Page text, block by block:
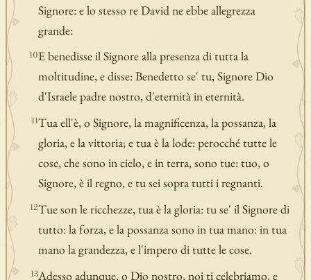
Signore: e lo stesso re David ne ebbe allegrezza
grande:
10E benedisse il Signore alla presenza di tutta la
moltitudine, e disse: Benedetto se' tu, Signore Dio
d'Israele padre nostro, d'eternità in eternità.
11Tua ell'è, o Signore, la magnificenza, la possanza, la
gloria, e la vittoria; e tua è la lode: perocché tutte le
cose, che sono in cielo, e in terra, sono tue: tuo, o
Signore, è il regno, e tu sei sopra tutti i regnanti.
12Tue son le ricchezze, tua è la gloria: tu se' il Signore di
tutto: la forza, e la possanza sono in tua mano: in tua
mano la grandezza, e l'impero di tutte le cose.
13Adesso adunque, o Dio nostro, noi ti celebriamo, e